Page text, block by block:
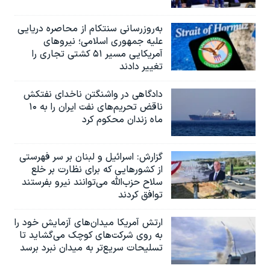
به‌روزرسانی سنتکام از محاصره دریایی
علیه جمهوری اسلامی؛ نیروهای
آمریکایی مسیر ۵۱ کشتی تجاری را
تغییر دادند
دادگاهی در واشنگتن ناخدای نفتکش
ناقض تحریم‌های نفت ایران را به ۱۰
ماه زندان محکوم کرد
گزارش‌: اسرائيل و لبنان بر سر فهرستی
از کشورهایی که برای نظارت بر خلع
سلاح حزب‌الله می‌توانند نیرو بفرستند
توافق کردند
ارتش آمریکا میدان‌های آزمایش خود را
به روی شرکت‌های کوچک می‌گشاید تا
تسلیحات سریع‌تر به میدان نبرد برسد